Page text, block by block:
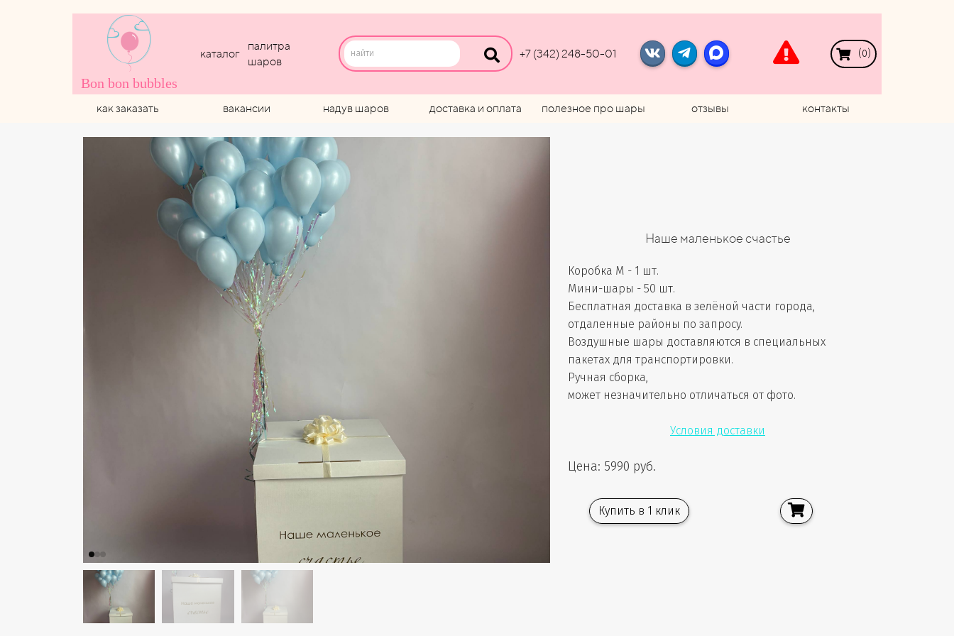
Bon bon bubbles
каталог
палитра
шаров
+7 (342) 248-50-01 ( 0 )
как заказать вакансии надув шаров доставка и оплата полезное про шары отзывы контакты
Наше маленькое счастье
Коробка M - 1 шт.
Мини-шары - 50 шт.
Бесплатная доставка в зелёной части города,
отдаленные районы по запросу.
Воздушные шары доставляются в специальных
пакетах для транспортировки.
Ручная сборка,
может незначительно отличаться от фото.
Условия доставки
Цена: 5990 руб.
Купить в 1 клик